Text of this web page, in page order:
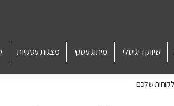
שיווק דיגיטלי מיתוג עסקי מצגות עסקיות